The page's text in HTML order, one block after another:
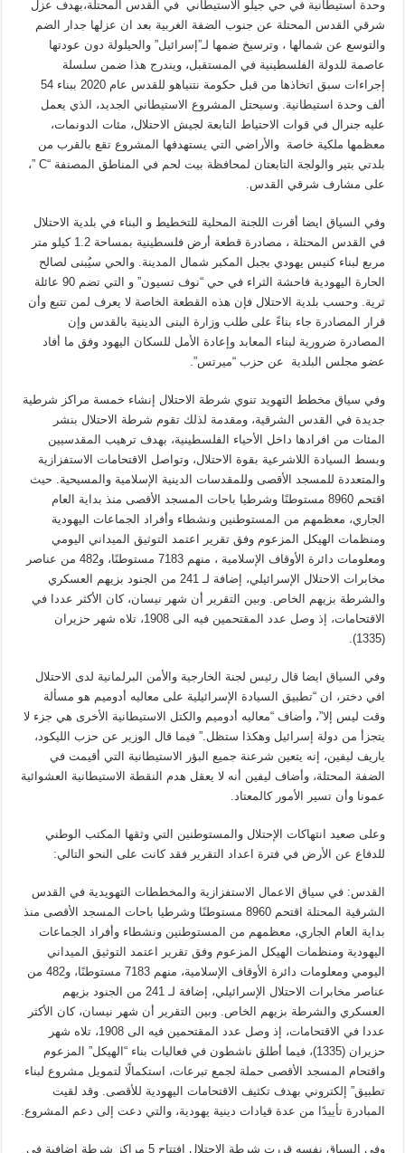
وحدة استيطانية في حي جيلو الاستيطاني في القدس المحتلة،بهدف عزل
شرقي القدس المحتلة عن جنوب الضفة الغربية بعد ان عزلها جدار الضم
والتوسع عن شمالها ، وترسيخ ضمها لـ”إسرائيل” والحيلولة دون عودتها
عاصمة للدولة الفلسطينية في المستقبل، ويندرج هذا ضمن سلسلة
ألف وحدة استيطانية. وسيحتل المشروع الاستيطاني الجديد، الذي يعمل
عليه جنرال في قوات الاحتياط التابعة لجيش الاحتلال، مئات الدونمات،
معظمها ملكية خاصة والأراضي التي يستهدفها المشروع تقع بالقرب من
بلدتي بتير والولجة التابعتان لمحافظة بيت لحم في المناطق المصنفة “C ”،
على مشارف شرقي القدس.
وفي السياق ايضا أقرت اللجنة المحلية للتخطيط و البناء في بلدية الاحتلال
في القدس المحتلة ، مصادرة قطعة أرض فلسطينية بمساحة 1.2 كيلو متر
مربع لبناء كنيس يهودي بجبل المكبر شمال المدينة. والحي سيُبنى لصالح
الحارة اليهودية فاحشة الثراء في حي “نوف تسيون” و التي تضم 90 عائلة
ثرية. وحسب بلدية الاحتلال فإن هذه القطعة الخاصة لا يعرف لمن تتبع وأن
قرار المصادرة جاء بناءً على طلب وزارة البنى الدينية بالقدس وإن
المصادرة ضرورية لبناء المعابد وإعادة الأمل للسكان اليهود وفق ما أفاد
عضو مجلس البلدية عن حزب “ميرتس”.
وفي سياق مخطط التهويد تنوي شرطة الاحتلال إنشاء خمسة مراكز شرطية
جديدة في القدس الشرقية، ومقدمة لذلك تقوم شرطة الاحتلال بنشر
المئات من افرادها داخل الأحياء الفلسطينية، بهدف ترهيب المقدسيين
وبسط السيادة اللاشرعية بقوة الاحتلال، وتواصل الاقتحامات الاستفزازية
والمتعددة للمسجد الأقصى وللمقدسات الدينية الإسلامية والمسيحية. حيث
اقتحم 8960 مستوطنًا وشرطيا باحات المسجد الأقصى منذ بداية العام
الجاري، معظمهم من المستوطنين ونشطاء وأفراد الجماعات اليهودية
ومنظمات الهيكل المزعوم وفق تقرير اعتمد التوثيق الميداني اليومي
ومعلومات دائرة الأوقاف الإسلامية ، منهم 7183 مستوطنًا، و482 من عناصر
مخابرات الاحتلال الإسرائيلي، إضافة لـ 241 من الجنود بزيهم العسكري
والشرطة بزيهم الخاص. وبين التقرير أن شهر نيسان، كان الأكثر عددا في
الاقتحامات، إذ وصل عدد المقتحمين فيه الى 1908، تلاه شهر حزيران
(1335).
وفي السياق ايضا قال رئيس لجنة الخارجية والأمن البرلمانية لدى الاحتلال
افي دختر، ان “تطبيق السيادة الإسرائيلية على معاليه أدوميم هو مسألة
وقت ليس إلا”، وأضاف “معاليه أدوميم والكتل الاستيطانية الأخرى هي جزء لا
يتجزأ من دولة إسرائيل وهكذا ستظل.” فيما قال الوزير عن حزب الليكود،
ياريف ليفين، إنه يتعين شرعنة جميع البؤر الاستيطانية التي أقيمت في
الضفة المحتلة، وأضاف ليفين أنه لا يعقل هدم النقطة الاستيطانية العشوائية
عمونا وأن تسير الأمور كالمعتاد.
وعلى صعيد انتهاكات الإحتلال والمستوطنين التي وثقها المكتب الوطني
للدفاع عن الأرض في فترة اعداد التقرير فقد كانت على النحو التالي:
القدس: في سياق الاعمال الاستفزازية والمخططات التهويدية في القدس
الشرقية المحتلة اقتحم 8960 مستوطنًا وشرطيا باحات المسجد الأقصى منذ
بداية العام الجاري، معظمهم من المستوطنين ونشطاء وأفراد الجماعات
اليهودية ومنظمات الهيكل المزعوم وفق تقرير اعتمد التوثيق الميداني
اليومي ومعلومات دائرة الأوقاف الإسلامية، منهم 7183 مستوطنًا، و482 من
عناصر مخابرات الاحتلال الإسرائيلي، إضافة لـ 241 من الجنود بزيهم
العسكري والشرطة بزيهم الخاص. وبين التقرير أن شهر نيسان، كان الأكثر
عددا في الاقتحامات، إذ وصل عدد المقتحمين فيه الى 1908، تلاه شهر
حزيران (1335)، فيما أطلق ناشطون في فعاليات بناء “الهيكل” المزعوم
واقتحام المسجد الأقصى حملة لجمع تبرعات، استكمالًا لتمويل مشروع لبناء
تطبيق” إلكتروني بهدف تكثيف الاقتحامات اليهودية للأقصى. وقد لقيت
المبادرة تأييدًا من عدة قيادات دينية يهودية، والتي دعت إلى دعم المشروع.
وفي السياق نفسه قررت شرطة الاحتلال افتتاح 5 مراكز شرطة إضافية في